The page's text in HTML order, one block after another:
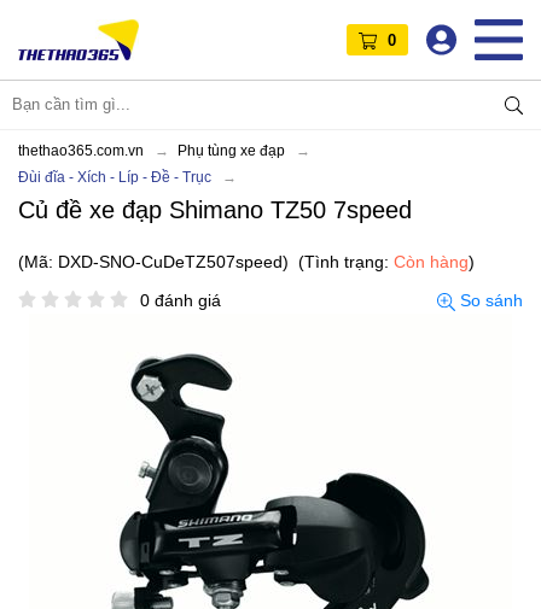
0
thethao365.com.vn
Phụ tùng xe đạp
Đùi đĩa - Xích - Líp - Đề - Trục
Củ đề xe đạp Shimano TZ50 7speed
(Mã: DXD-SNO-CuDeTZ507speed) (Tình trạng: Còn hàng)
0 đánh giá
So sánh